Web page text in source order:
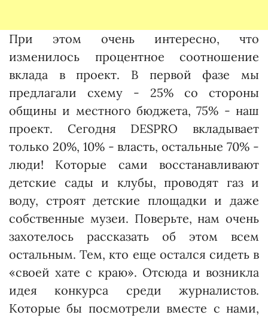
При этом очень интересно, что
изменилось процентное соотношение
вклада в проект. В первой фазе мы
предлагали схему - 25% со стороны
общины и местного бюджета, 75% - наш
проект. Сегодня DESPRO вкладывает
только 20%, 10% - власть, остальные 70% -
люди! Которые сами восстанавливают
детские сады и клубы, проводят газ и
воду, строят детские площадки и даже
собственные музеи. Поверьте, нам очень
захотелось рассказать об этом всем
остальным. Тем, кто еще остался сидеть в
«своей хате с краю». Отсюда и возникла
идея конкурса среди журналистов.
Которые бы посмотрели вместе с нами,